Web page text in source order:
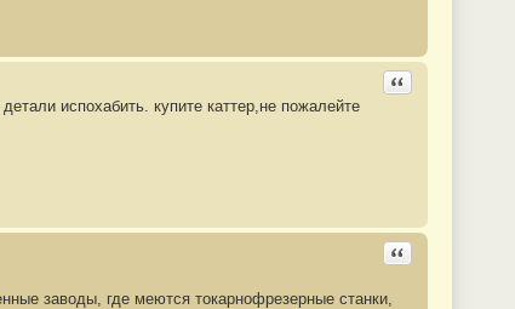
Ответить с
испохабить. купите каттер,не пожалейте
Ответить с
заводы, где меются токарнофрезерные станки,